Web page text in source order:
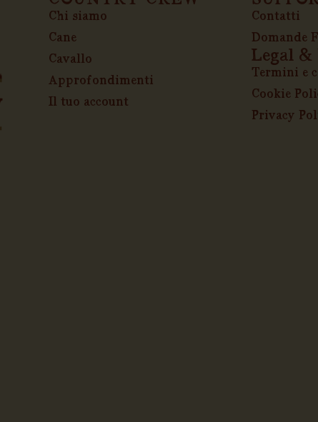
Chi siamo
Cane
Cavallo
Approfondimenti
Il tuo account
Contatti
Domande
Legal &
Termini e
Cookie
Privacy